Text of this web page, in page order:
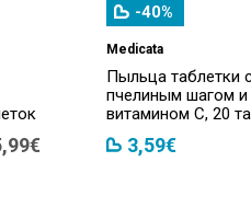
-40%
Medicata
Пыльца таблетки
пчелиным шагом и
витамином С, 20
3,59€